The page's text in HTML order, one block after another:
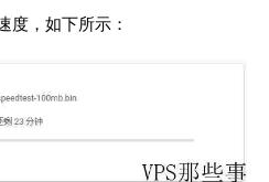
度，如下所示：